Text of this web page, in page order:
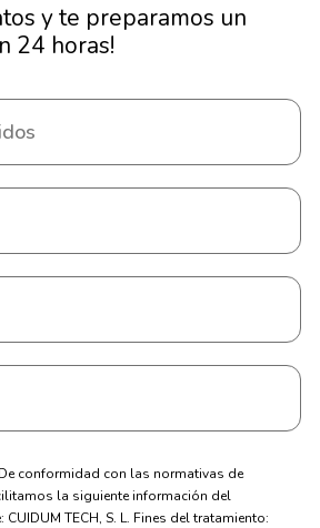
y te preparamos un
24 horas!
De conformidad con las normativas de
la siguiente información del
TECH, S. L. Fines del tratamiento: